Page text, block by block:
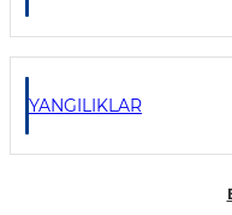
YANGILIKLAR